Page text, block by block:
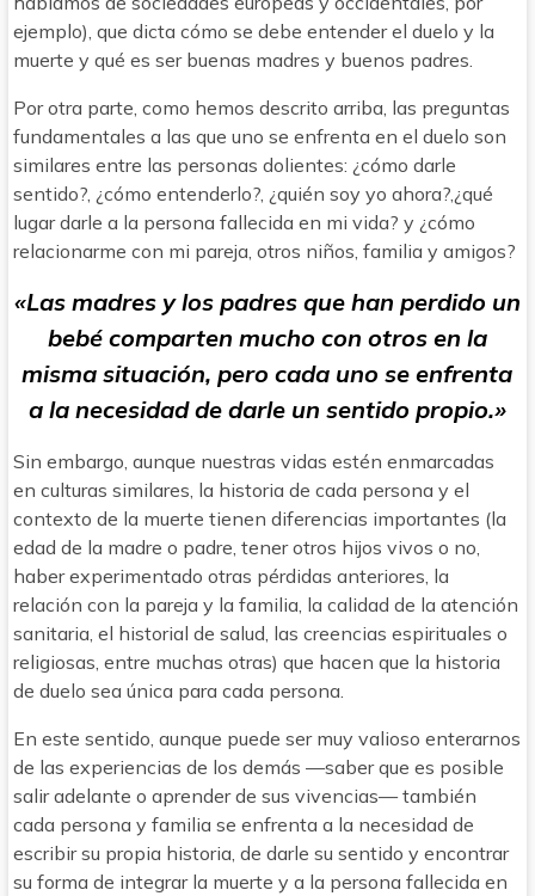
ejemplo), que dicta cómo se debe entender el duelo y la
muerte y qué es ser buenas madres y buenos padres.
Por otra parte, como hemos descrito arriba, las preguntas
fundamentales a las que uno se enfrenta en el duelo son
similares entre las personas dolientes: ¿cómo darle
sentido?, ¿cómo entenderlo?, ¿quién soy yo ahora?,¿qué
lugar darle a la persona fallecida en mi vida? y ¿cómo
relacionarme con mi pareja, otros niños, familia y amigos?
«Las madres y los padres que han perdido un
bebé comparten mucho con otros en la
misma situación, pero cada uno se enfrenta
a la necesidad de darle un sentido propio.»
Sin embargo, aunque nuestras vidas estén enmarcadas
en culturas similares, la historia de cada persona y el
contexto de la muerte tienen diferencias importantes (la
edad de la madre o padre, tener otros hijos vivos o no,
haber experimentado otras pérdidas anteriores, la
relación con la pareja y la familia, la calidad de la atención
sanitaria, el historial de salud, las creencias espirituales o
religiosas, entre muchas otras) que hacen que la historia
de duelo sea única para cada persona.
En este sentido, aunque puede ser muy valioso enterarnos
de las experiencias de los demás —saber que es posible
salir adelante o aprender de sus vivencias— también
cada persona y familia se enfrenta a la necesidad de
escribir su propia historia, de darle su sentido y encontrar
su forma de integrar la muerte y a la persona fallecida en